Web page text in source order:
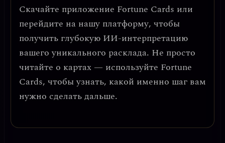
Скачайте приложение Fortune Cards или
перейдите на нашу платформу, чтобы
получить глубокую ИИ-интерпретацию
вашего уникального расклада. Не просто
читайте о картах — используйте Fortune
Cards, чтобы узнать, какой именно шаг вам
нужно сделать дальше.